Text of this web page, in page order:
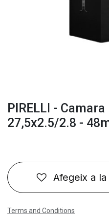
PIRELLI -
27,5x2.5/2.8 -
Afegeix a
Terms and Conditions